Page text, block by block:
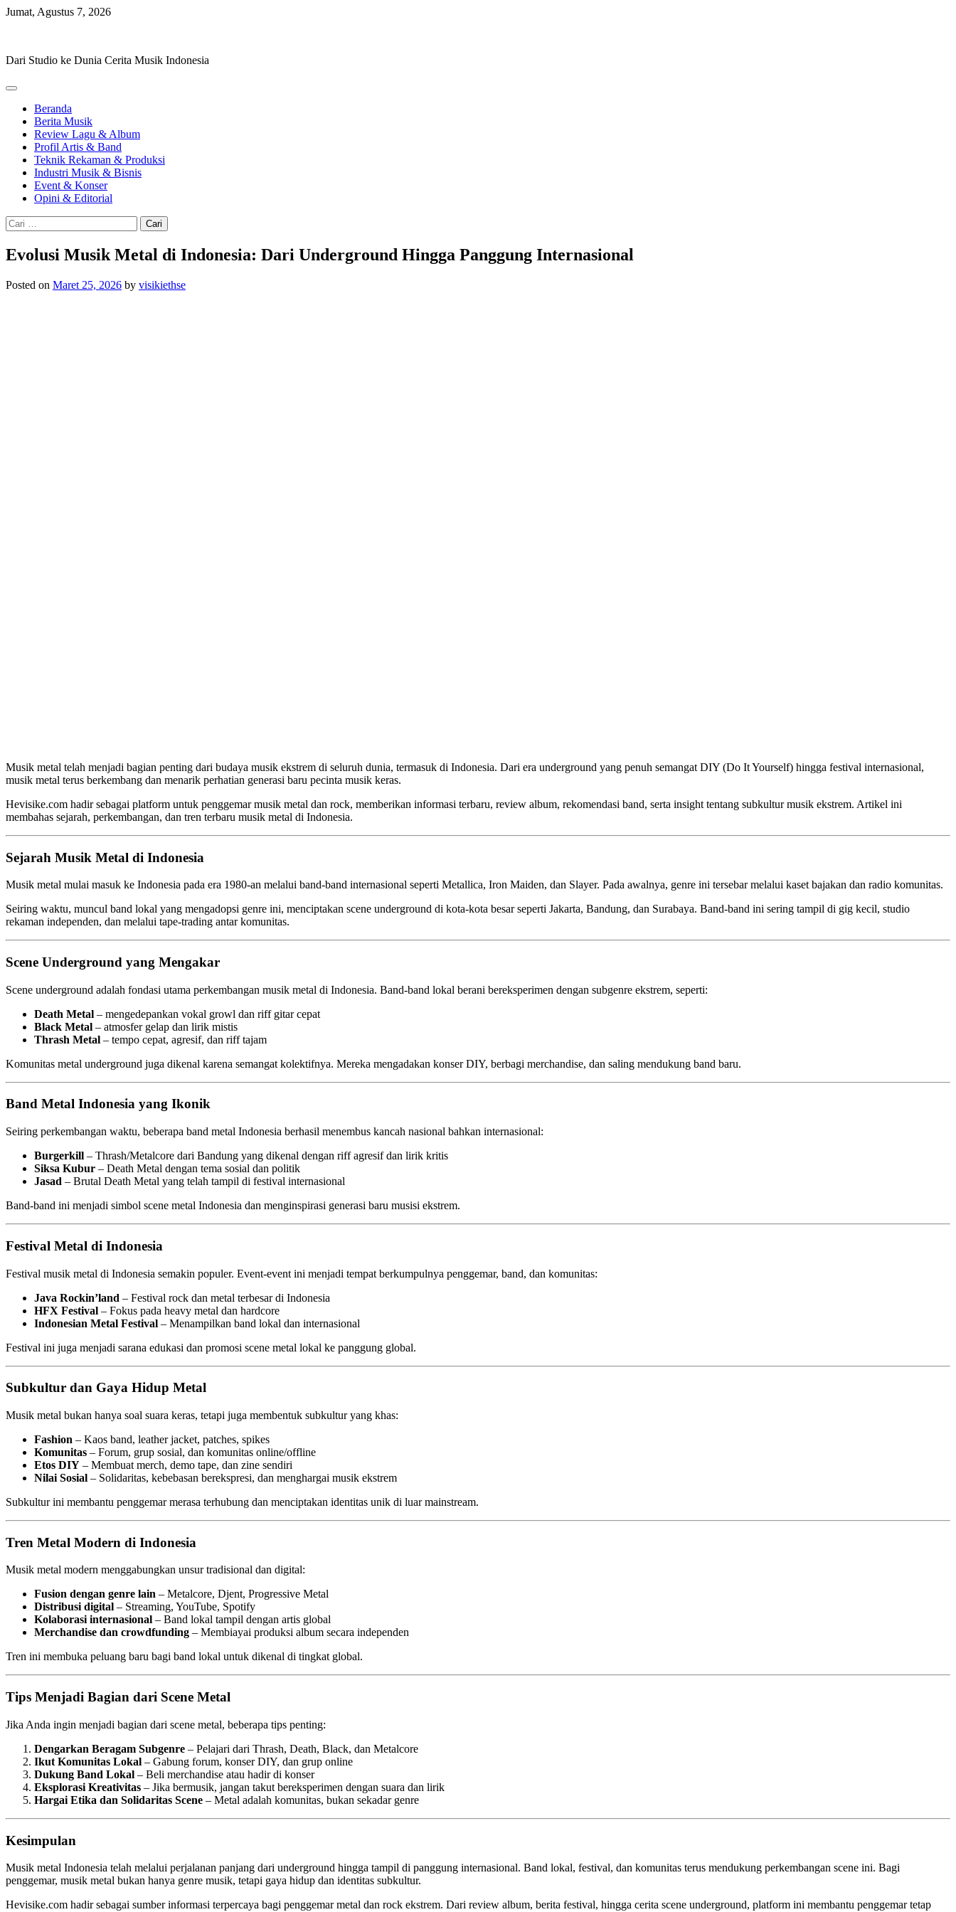
Skip
Jumat, Agustus 7, 2026
Dari Studio ke Dunia Cerita Musik Indonesia
Beranda
Berita Musik
Review Lagu & Album
Profil Artis & Band
Teknik Rekaman & Produksi
Industri Musik & Bisnis
Event & Konser
Opini & Editorial
Cari
untuk:
Evolusi Musik Metal di Indonesia: Dari Underground Hingga Panggung Internasional
Posted on Maret 25, 2026 by visikiethse
Musik metal telah menjadi bagian penting dari budaya musik ekstrem di seluruh dunia, termasuk di Indonesia. Dari era underground yang penuh semangat DIY (Do It Yourself) hingga festival internasional,
musik metal terus berkembang dan menarik perhatian generasi baru pecinta musik keras.
Hevisike.com hadir sebagai platform untuk penggemar musik metal dan rock, memberikan informasi terbaru, review album, rekomendasi band, serta insight tentang subkultur musik ekstrem. Artikel ini
membahas sejarah, perkembangan, dan tren terbaru musik metal di Indonesia.
Sejarah Musik Metal di Indonesia
Musik metal mulai masuk ke Indonesia pada era 1980-an melalui band-band internasional seperti Metallica, Iron Maiden, dan Slayer. Pada awalnya, genre ini tersebar melalui kaset bajakan dan radio komunitas.
Seiring waktu, muncul band lokal yang mengadopsi genre ini, menciptakan scene underground di kota-kota besar seperti Jakarta, Bandung, dan Surabaya. Band-band ini sering tampil di gig kecil, studio
rekaman independen, dan melalui tape-trading antar komunitas.
Scene Underground yang Mengakar
Scene underground adalah fondasi utama perkembangan musik metal di Indonesia. Band-band lokal berani bereksperimen dengan subgenre ekstrem, seperti:
Death Metal – mengedepankan vokal growl dan riff gitar cepat
Black Metal – atmosfer gelap dan lirik mistis
Thrash Metal – tempo cepat, agresif, dan riff tajam
Komunitas metal underground juga dikenal karena semangat kolektifnya. Mereka mengadakan konser DIY, berbagi merchandise, dan saling mendukung band baru.
Band Metal Indonesia yang Ikonik
Seiring perkembangan waktu, beberapa band metal Indonesia berhasil menembus kancah nasional bahkan internasional:
Burgerkill – Thrash/Metalcore dari Bandung yang dikenal dengan riff agresif dan lirik kritis
Siksa Kubur – Death Metal dengan tema sosial dan politik
Jasad – Brutal Death Metal yang telah tampil di festival internasional
Band-band ini menjadi simbol scene metal Indonesia dan menginspirasi generasi baru musisi ekstrem.
Festival Metal di Indonesia
Festival musik metal di Indonesia semakin populer. Event-event ini menjadi tempat berkumpulnya penggemar, band, dan komunitas:
Java Rockin’land – Festival rock dan metal terbesar di Indonesia
HFX Festival – Fokus pada heavy metal dan hardcore
Indonesian Metal Festival – Menampilkan band lokal dan internasional
Festival ini juga menjadi sarana edukasi dan promosi scene metal lokal ke panggung global.
Subkultur dan Gaya Hidup Metal
Musik metal bukan hanya soal suara keras, tetapi juga membentuk subkultur yang khas:
Fashion – Kaos band, leather jacket, patches, spikes
Komunitas – Forum, grup sosial, dan komunitas online/offline
Etos DIY – Membuat merch, demo tape, dan zine sendiri
Nilai Sosial – Solidaritas, kebebasan berekspresi, dan menghargai musik ekstrem
Subkultur ini membantu penggemar merasa terhubung dan menciptakan identitas unik di luar mainstream.
Tren Metal Modern di Indonesia
Musik metal modern menggabungkan unsur tradisional dan digital:
Fusion dengan genre lain – Metalcore, Djent, Progressive Metal
Distribusi digital – Streaming, YouTube, Spotify
Kolaborasi internasional – Band lokal tampil dengan artis global
Merchandise dan crowdfunding – Membiayai produksi album secara independen
Tren ini membuka peluang baru bagi band lokal untuk dikenal di tingkat global.
Tips Menjadi Bagian dari Scene Metal
Jika Anda ingin menjadi bagian dari scene metal, beberapa tips penting:
Dengarkan Beragam Subgenre – Pelajari dari Thrash, Death, Black, dan Metalcore
Ikut Komunitas Lokal – Gabung forum, konser DIY, dan grup online
Dukung Band Lokal – Beli merchandise atau hadir di konser
Eksplorasi Kreativitas – Jika bermusik, jangan takut bereksperimen dengan suara dan lirik
Hargai Etika dan Solidaritas Scene – Metal adalah komunitas, bukan sekadar genre
Kesimpulan
Musik metal Indonesia telah melalui perjalanan panjang dari underground hingga tampil di panggung internasional. Band lokal, festival, dan komunitas terus mendukung perkembangan scene ini. Bagi
penggemar, musik metal bukan hanya genre musik, tetapi gaya hidup dan identitas subkultur.
Hevisike.com hadir sebagai sumber informasi terpercaya bagi penggemar metal dan rock ekstrem. Dari review album, berita festival, hingga cerita scene underground, platform ini membantu penggemar tetap